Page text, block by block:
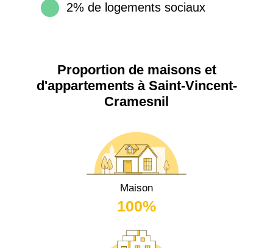
2% de logements sociaux
Proportion de maisons et
d'appartements à Saint-Vincent-
Cramesnil
Maison
100%